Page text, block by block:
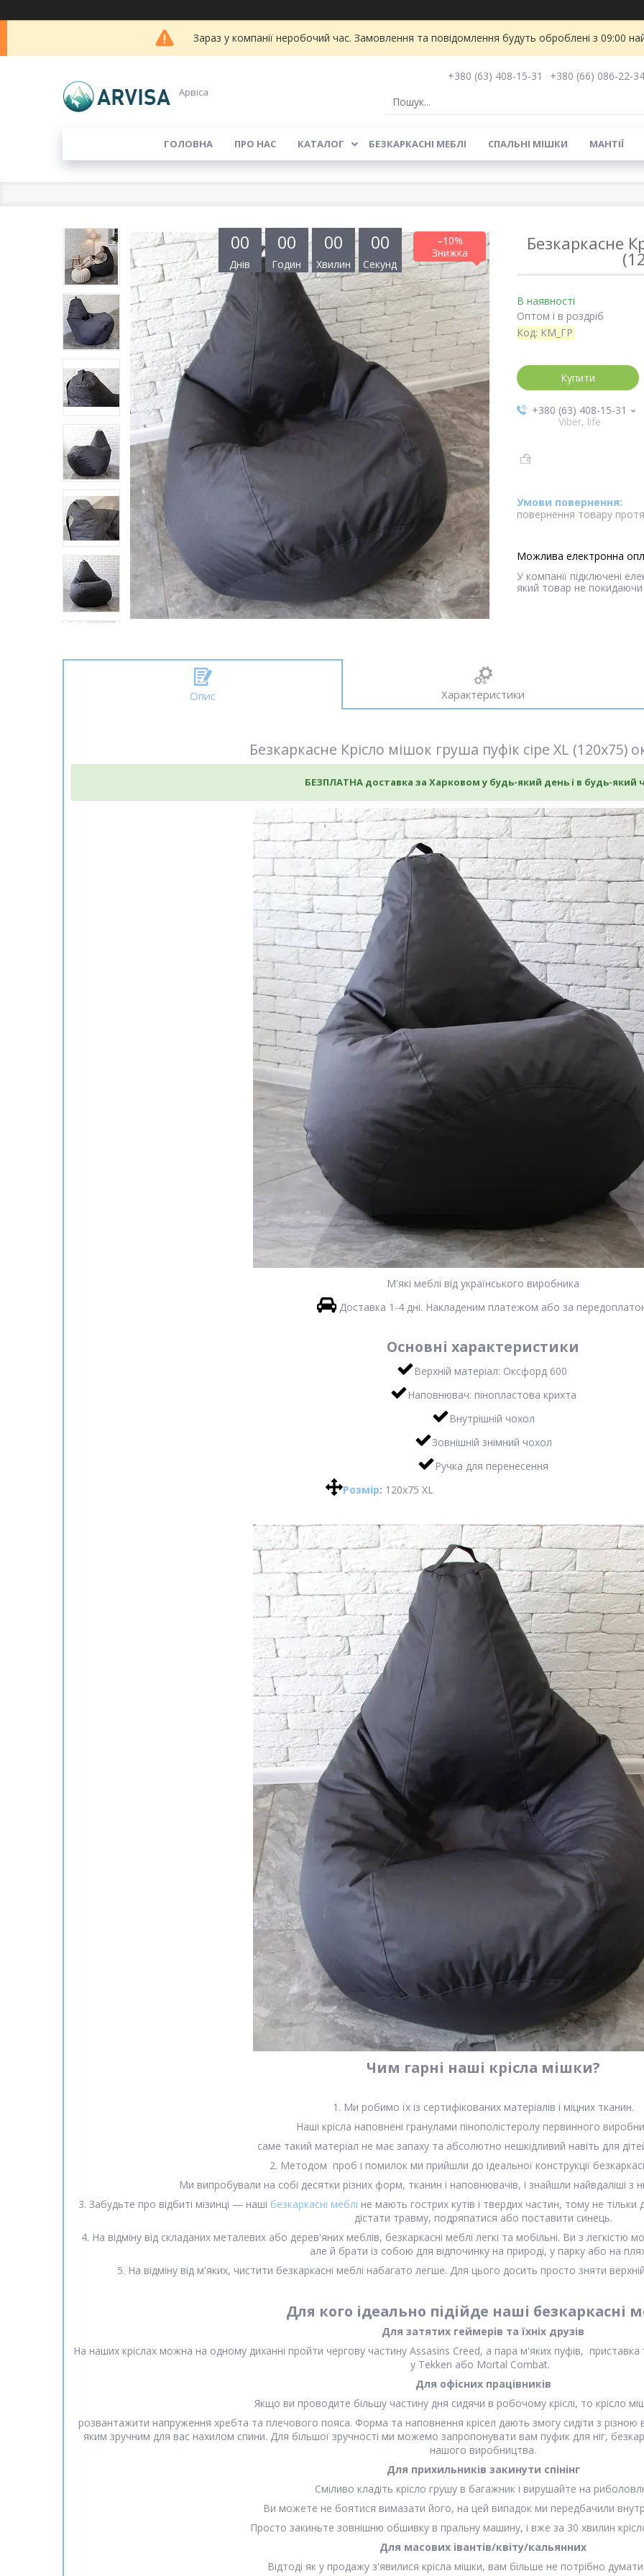
Зараз у компанії неробочий час. Замовлення та повідомлення будуть оброблені з 09:00
Арвіса
+380 (63) 408-15-31 +380 (66) 086-22-34
ГОЛОВНА ПРО НАС КАТАЛОГ БЕЗКАРКАСНІ МЕБЛІ СПАЛЬНІ МІШКИ МАНТІЇ
–10%
00
Днів
00
Годин
00
Хвилин
00
Секунд
Безкаркасне
В наявності
Оптом і в роздріб
Код: КМ_ГР
Купити
+380 (63) 408-15-31
Viber, life
повернення товару
У компанії підключені
який товар не покидаючи
Опис Характеристики
Безкаркасне Крісло мішок груша пуфік сіре XL (120х75)
БЕЗПЛАТНА доставка за Харковом у будь-який день і в будь-який
М'які меблі від українського виробника
Доставка 1-4 дні. Накладеним платежом або за
Основні характеристики
Верхній матеріал: Оксфорд 600
Наповнювач: пінопластова крихта
Внутрішній чохол
Зовнішній знімний чохол
Ручка для перенесення
Розмір: 120х75 XL
Чим гарні наші крісла мішки?
1. Ми робимо їх із сертифікованих матеріалів і міцних тканин.
Наші крісла наповнені гранулами пінополістеролу первинного
саме такий матеріал не має запаху та абсолютно нешкідливий навіть для
2. Методом проб і помилок ми прийшли до ідеальної конструкції
Ми випробували на собі десятки різних форм, тканин і наповнювачів, і знайшли найвдаліші
3. Забудьте про відбиті мізинці — наші безкаркасні меблі не мають гострих кутів і твердих частин, тому не
дістати травму, подряпатися або поставити синець.
4. На відміну від складаних металевих або дерев'яних меблів, безкаркасні меблі легкі та мобільні. Ви з легкістю
але й брати із собою для відпочинку на природі, у парку або на
5. На відміну від м'яких, чистити безкаркасні меблі набагато легше. Для цього досить просто зняти
Для кого ідеально підійде наші безкаркасні
Для затятих геймерів та їхніх друзів
На наших кріслах можна на одному диханні пройти чергову частину Assasins Creed, а пара м'яких пуфів, приставка
у Tekken або Mortal Combat.
Для офісних працівників
Якщо ви проводите більшу частину дня сидячи в робочому кріслі, то крісло
розвантажити напруження хребта та плечового пояса. Форма та наповнення крісел дають змогу сидіти з
яким зручним для вас нахилом спини. Для більшої зручності ми можемо запропонувати вам пуфик для ніг,
нашого виробництва.
Для прихильників закинути спінінг
Сміливо кладіть крісло грушу в багажник і вирушайте на
Ви можете не боятися вимазати його, на цей випадок ми передбачили
Просто закиньте зовнішню обшивку в пральну машину, і вже за 30 хвилин
Для масових івантів/квіту/кальянних
Відтоді як у продажу з'явилися крісла мішки, вам більше не потрібно